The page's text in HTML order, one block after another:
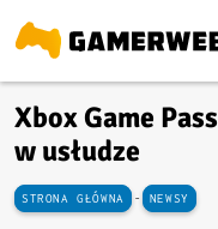
Xbox Game
w usłudze
STRONA GŁÓWNA - NEWSY